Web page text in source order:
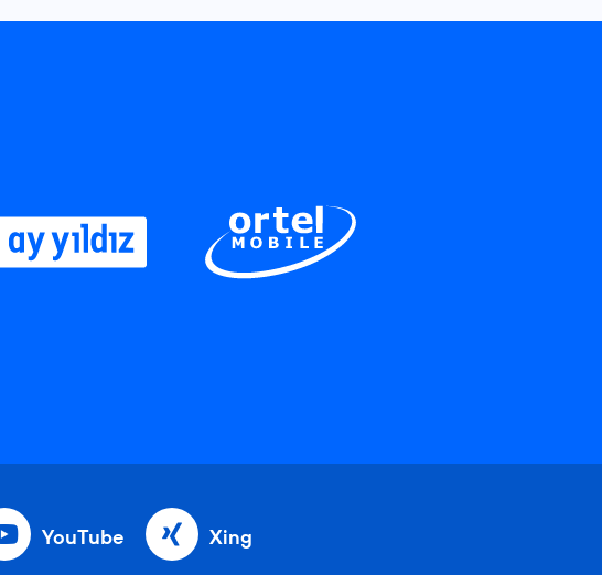
YouTube Xing